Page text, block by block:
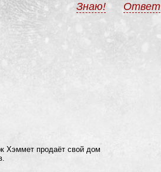
Знаю!
Ответ
Хэммет продаёт свой дом